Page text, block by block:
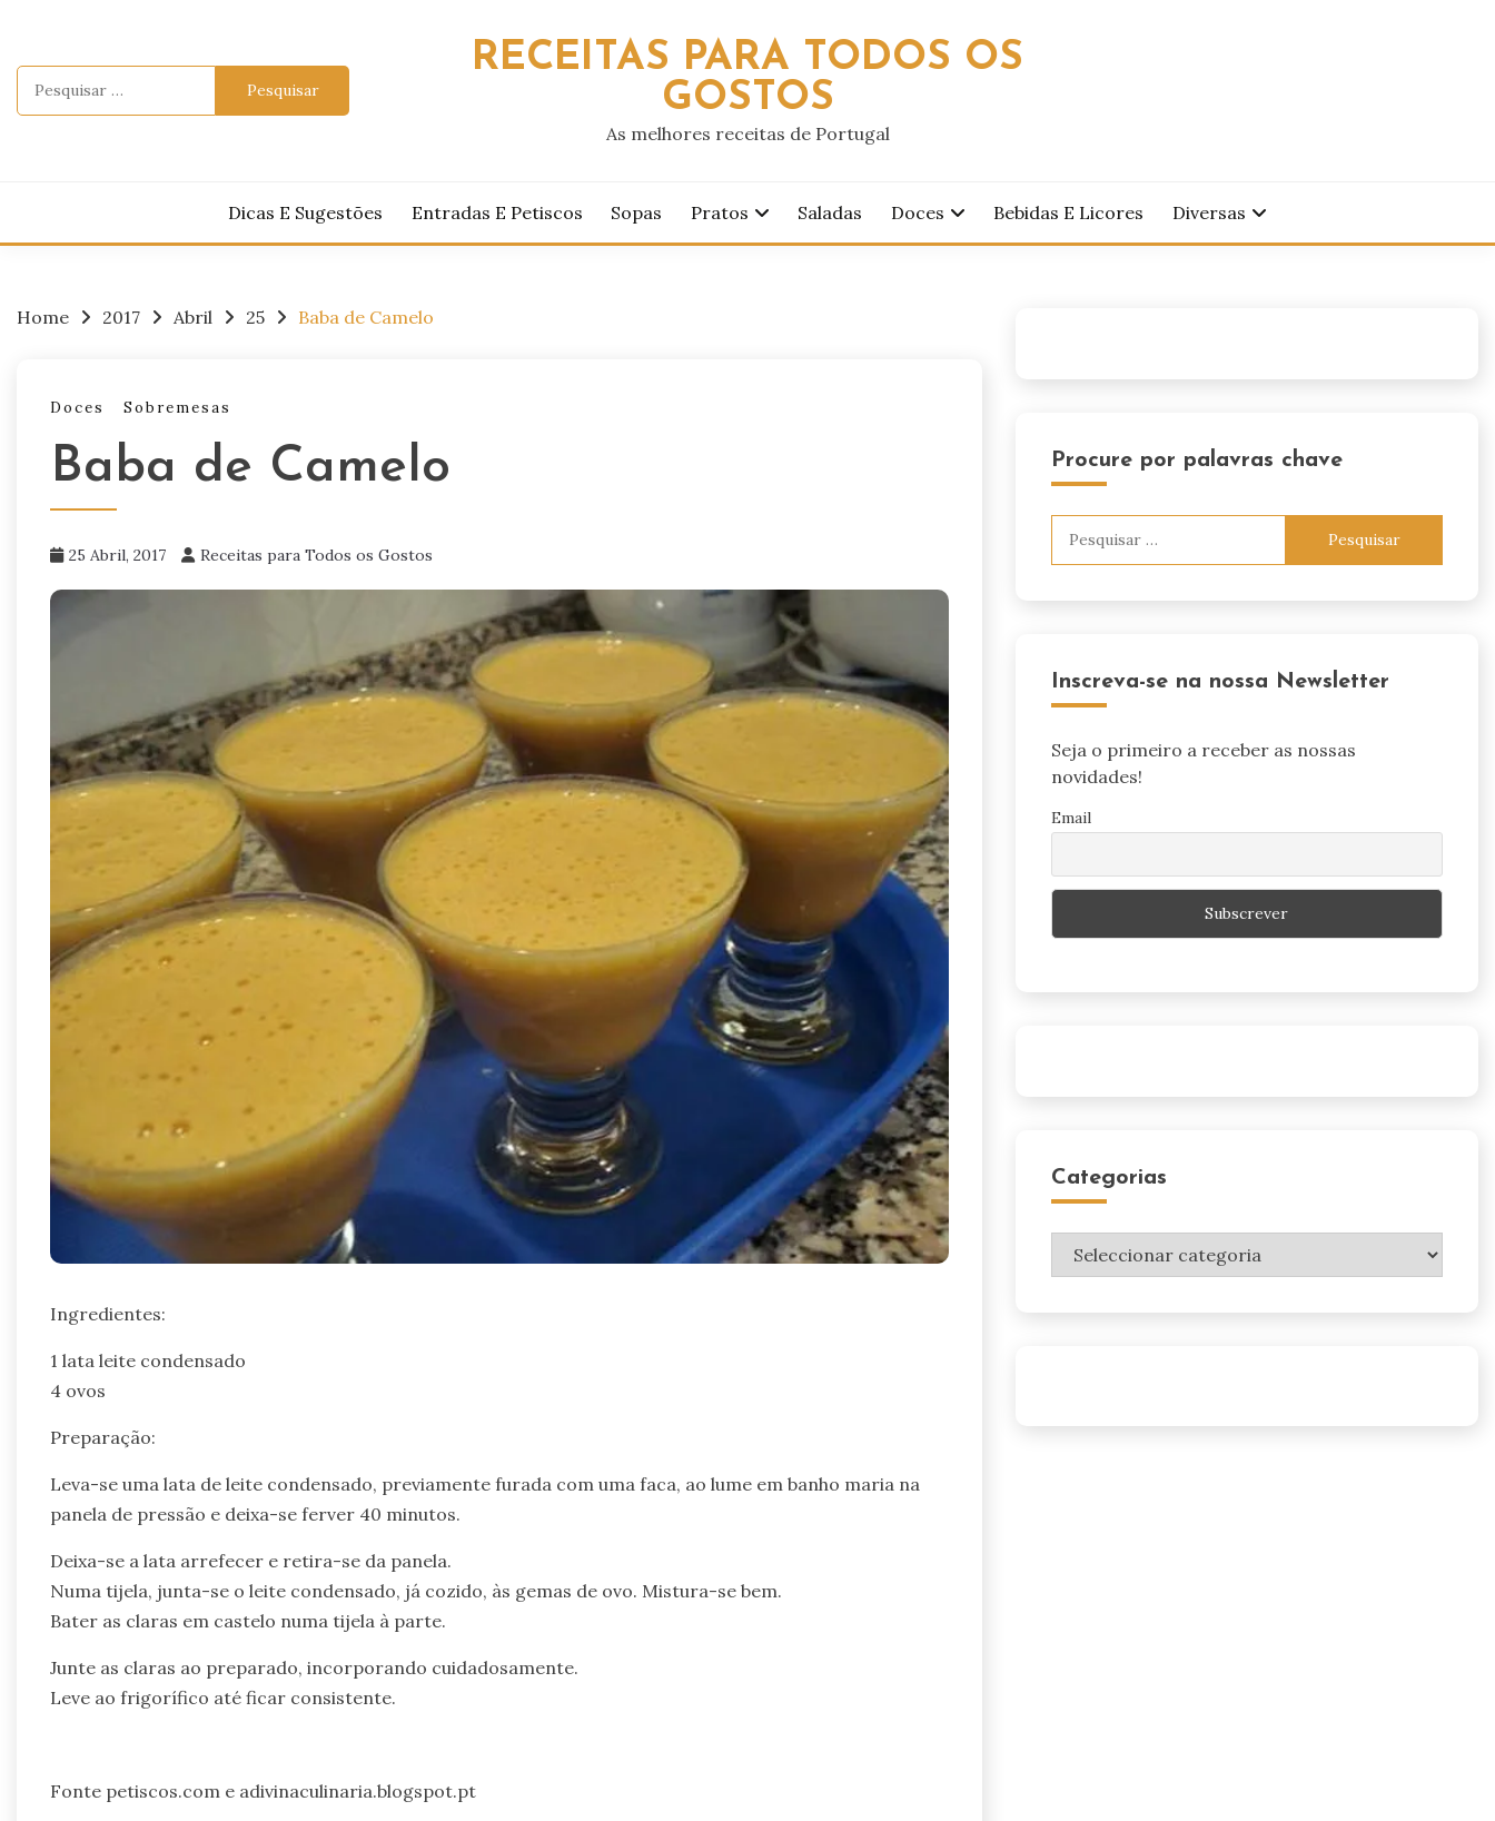
content
RECEITAS PARA TODOS OS
GOSTOS
As melhores receitas de Portugal
Dicas E Sugestões Entradas E Petiscos Sopas Pratos Saladas Doces Bebidas E Licores Diversas
Home 2017 Abril 25 Baba de Camelo
Doces Sobremesas
Baba de Camelo
25 Abril, 2017 Receitas para Todos os Gostos
Ingredientes:
1 lata leite condensado
4 ovos
Preparação:
Leva-se uma lata de leite condensado, previamente furada com uma faca, ao lume em banho maria na
panela de pressão e deixa-se ferver 40 minutos.
Deixa-se a lata arrefecer e retira-se da panela.
Numa tijela, junta-se o leite condensado, já cozido, às gemas de ovo. Mistura-se bem.
Bater as claras em castelo numa tijela à parte.
Junte as claras ao preparado, incorporando cuidadosamente.
Leve ao frigorífico até ficar consistente.
Fonte petiscos.com e adivinaculinaria.blogspot.pt
Procure por palavras chave
Inscreva-se na nossa Newsletter
Seja o primeiro a receber as nossas
novidades!
Email
Categorias
Categorias